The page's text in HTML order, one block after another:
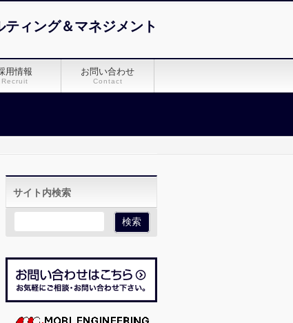
ィング＆マネジメント
用情報
Recruit
お問い合わせ
Contact
サイト内検索